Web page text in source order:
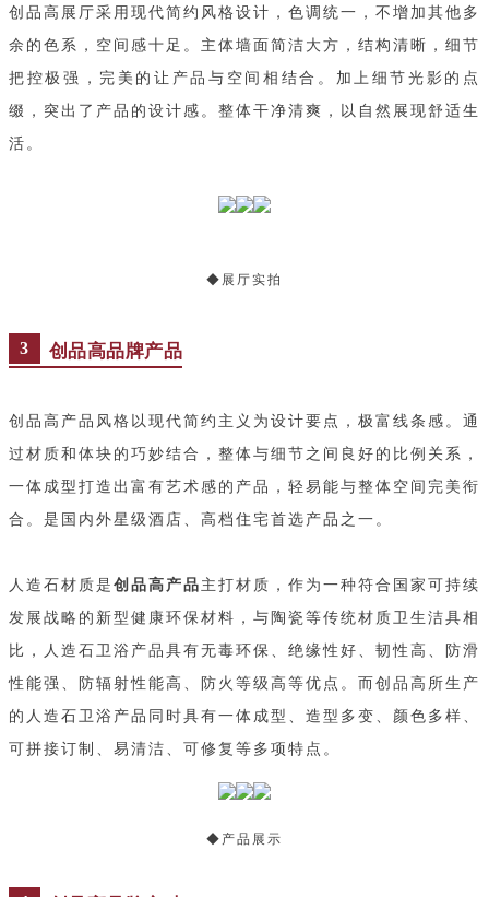
创品高展厅采用现代简约风格设计，色调统一，不增加其他多
余的色系，空间感十足。主体墙面简洁大方，结构清晰，细节
把控极强，完美的让产品与空间相结合。加上细节光影的点
缀，突出了产品的设计感。整体干净清爽，以自然展现舒适生
活。
◆展厅实拍
3 创品高品牌产品
创品高产品风格以现代简约主义为设计要点，极富线条感。通
过材质和体块的巧妙结合，整体与细节之间良好的比例关系，
一体成型打造出富有艺术感的产品，轻易能与整体空间完美衔
合。是国内外星级酒店、高档住宅首选产品之一。
人造石材质是 创品高产品 主打材质，作为一种符合国家可持续
发展战略的新型健康环保材料，与陶瓷等传统材质卫生洁具相
比，人造石卫浴产品具有无毒环保、绝缘性好、韧性高、防滑
性能强、防辐射性能高、防火等级高等优点。而创品高所生产
的人造石卫浴产品同时具有一体成型、造型多变、颜色多样、
可拼接订制、易清洁、可修复等多项特点。
◆产品展示